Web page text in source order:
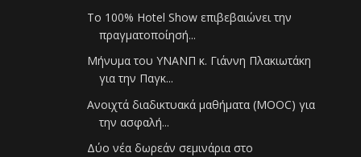
Το 100% Hotel Show επιβεβαιώνει την
πραγματοποίησή...
Μήνυμα του ΥΝΑΝΠ κ. Γιάννη Πλακιωτάκη
για την Παγκ...
Ανοιχτά διαδικτυακά μαθήματα (MOOC) για
την ασφαλή...
Δύο νέα δωρεάν σεμινάρια στο